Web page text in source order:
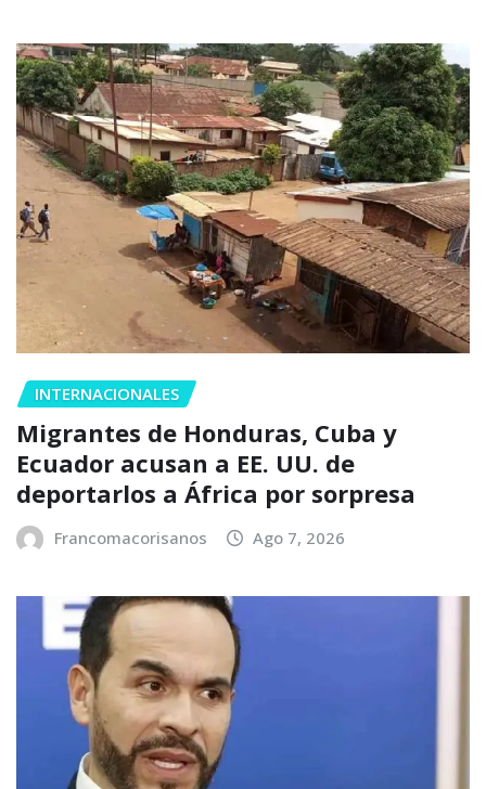
INTERNACIONALES
Migrantes de Honduras, Cuba y
Ecuador acusan a EE. UU. de
deportarlos a África por sorpresa
Francomacorisanos Ago 7, 2026